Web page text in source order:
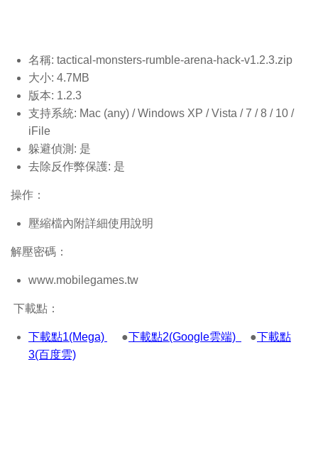
名稱: tactical-monsters-rumble-arena-hack-v1.2.3.zip
大小: 4.7MB
版本: 1.2.3
支持系統: Mac (any) / Windows XP / Vista / 7 / 8 / 10 /
iFile
躲避偵測: 是
去除反作弊保護: 是
操作：
壓縮檔內附詳細使用說明
解壓密碼：
www.mobilegames.tw
下載點：
下載點1(Mega) ●下載點2(Google雲端) ●下載點
3(百度雲)